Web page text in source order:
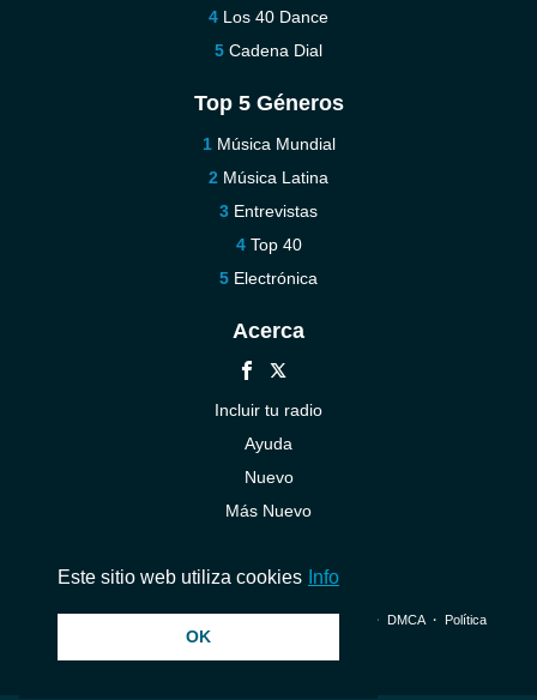
Los 40 Dance
Cadena Dial
Top 5 Géneros
Música Mundial
Música Latina
Entrevistas
Top 40
Electrónica
Acerca
Incluir tu radio
Ayuda
Nuevo
Más Nuevo
© 2026 InstantAudio. Reservados todos los derechos. ・ DMCA・ Política
Este sitio web utiliza cookies Info
OK